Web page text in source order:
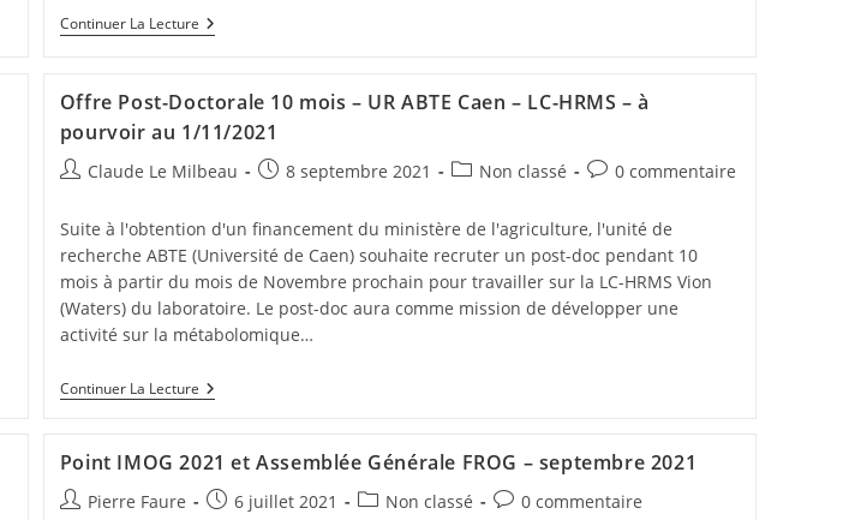
Continuer La Lecture
Offre Post-Doctorale 10 mois – UR ABTE Caen – LC-HRMS – à
pourvoir au 1/11/2021
Claude Le Milbeau 8 septembre 2021 Non classé 0 commentaire
Suite à l'obtention d'un financement du ministère de l'agriculture, l'unité de
recherche ABTE (Université de Caen) souhaite recruter un post-doc pendant 10
mois à partir du mois de Novembre prochain pour travailler sur la LC-HRMS Vion
(Waters) du laboratoire. Le post-doc aura comme mission de développer une
activité sur la métabolomique…
Continuer La Lecture
Point IMOG 2021 et Assemblée Générale FROG – septembre 2021
Pierre Faure 6 juillet 2021 Non classé 0 commentaire